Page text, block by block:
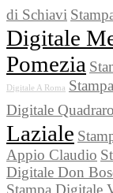
di Schiavi
Digitale
Pomezia
Digitale A Roma
Digitale Quadraro
Laziale
Appio Claudio
Digitale Don
Stampa Digitale